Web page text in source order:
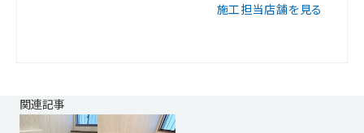
施工担当店舗を見る
関連記事